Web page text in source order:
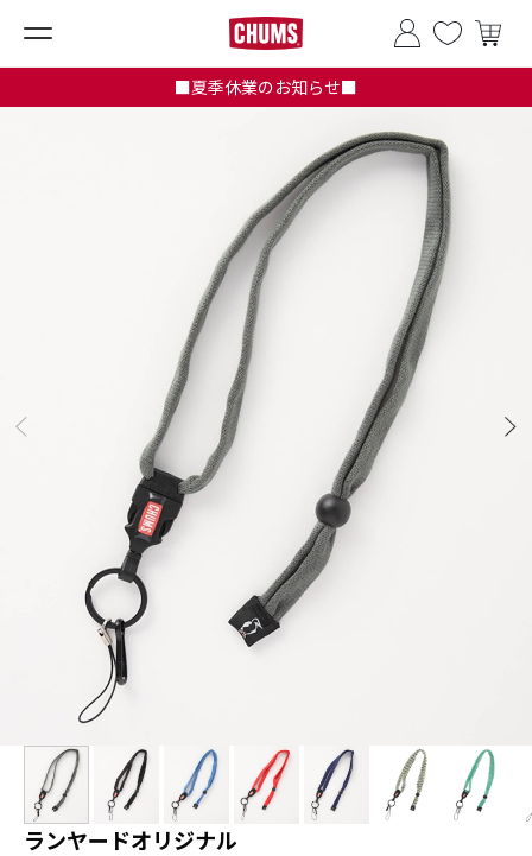
■夏季休業のお知らせ■
ランヤードオリジナル